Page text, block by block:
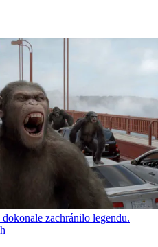
zachránilo legendu.